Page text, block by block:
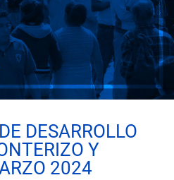
DESARROLLO
Y
2024